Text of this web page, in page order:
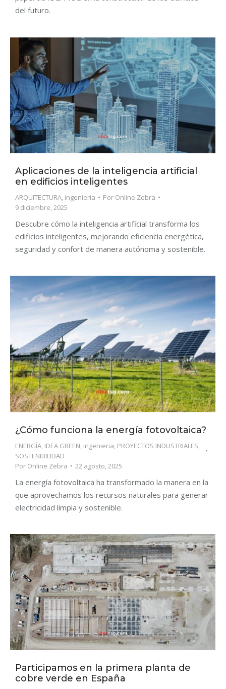
del futuro.
Aplicaciones de la inteligencia artificial
en edificios inteligentes
ARQUITECTURA, ingenieria Por Online Zebra
9 diciembre, 2025
Descubre cómo la inteligencia artificial transforma los
edificios inteligentes, mejorando eficiencia energética,
seguridad y confort de manera autónoma y sostenible.
¿Cómo funciona la energía fotovoltaica?
ENERGÍA, IDEA GREEN, ingenieria, PROYECTOS INDUSTRIALES,
SOSTENIBILIDAD
Por Online Zebra 22 agosto, 2025
La energía fotovoltaica ha transformado la manera en la
que aprovechamos los recursos naturales para generar
electricidad limpia y sostenible.
Participamos en la primera planta de
cobre verde en España